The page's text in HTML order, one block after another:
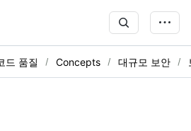
드 품질 Concepts 대규모 보안